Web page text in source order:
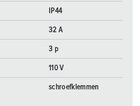
IP44
32 A
3 p
110 V
schroefklemmen